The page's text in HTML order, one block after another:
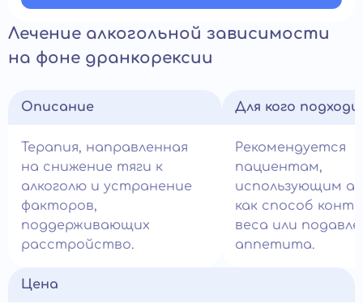
Лечение алкогольной зависимости
на фоне дранкорексии
Описание
Терапия, направленная
на снижение тяги к
алкоголю и устранение
факторов,
поддерживающих
расстройство.
Для кого
Рекомендуется
пациентам,
использующим
как способ
веса или
аппетита.
Цена